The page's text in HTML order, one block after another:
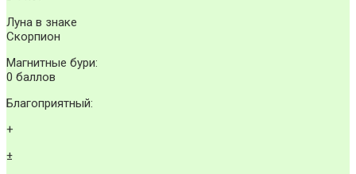
Луна в знаке
Скорпион
Магнитные бури:
0 баллов
Благоприятный:
+
±